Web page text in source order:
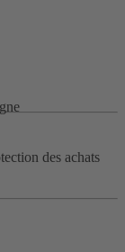
des achats